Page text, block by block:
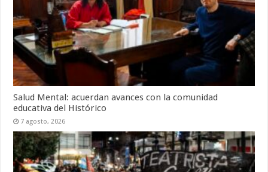
Salud Mental: acuerdan avances con la comunidad
educativa del Histórico
7 agosto, 2026